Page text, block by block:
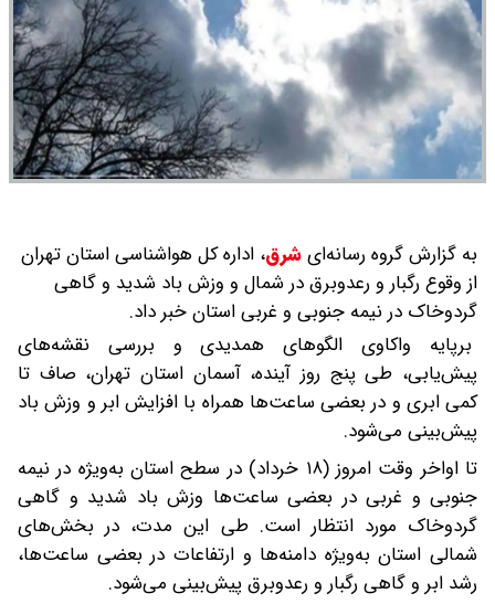
به گزارش گروه رسانه‌ایشرق، اداره‌ کل هواشناسی استان تهران
از وقوع رگبار و رعدوبرق در شمال و وزش باد شدید و گاهی
گردوخاک در نیمه‌ جنوبی و غربی استان خبر داد.
برپایه واکاوی الگوهای همدیدی و بررسی نقشه‌های
پیش‌یابی، طی پنج روز آینده، آسمان استان تهران، صاف تا
کمی ابری و در بعضی ساعت‌ها همراه با افزایش ابر و وزش باد
پیش‌بینی می‌شود.
تا اواخر وقت امروز (۱۸ خرداد) در سطح استان به‌ویژه در نیمه‌
جنوبی و غربی در بعضی ساعت‌ها وزش باد شدید و گاهی
گردوخاک مورد انتظار است. طی این مدت، در بخش‌های
شمالی استان به‌ویژه دامنه‌ها و ارتفاعات در بعضی ساعت‌ها،
رشد ابر و گاهی رگبار و رعدوبرق پیش‌بینی می‌شود.